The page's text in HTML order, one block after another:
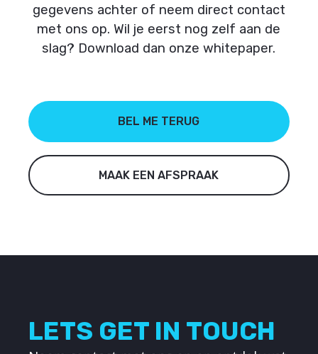
gegevens achter of neem direct contact
met ons op. Wil je eerst nog zelf aan de
slag? Download dan onze whitepaper.
BEL ME TERUG
MAAK EEN AFSPRAAK
LETS GET IN TOUCH